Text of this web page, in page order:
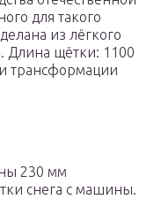
для такого
из лёгкого
Длина щётки: 1100
трансформации
230 мм
снега с машины.